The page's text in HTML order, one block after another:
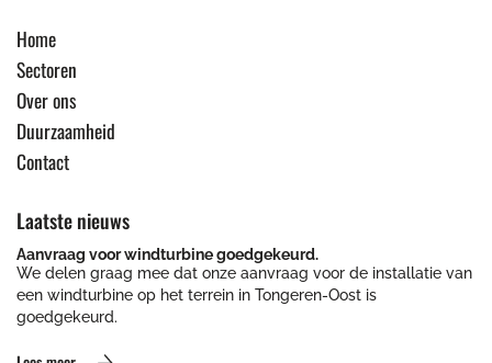
Home
Sectoren
Over ons
Duurzaamheid
Contact
Laatste nieuws
Aanvraag voor windturbine goedgekeurd.
We delen graag mee dat onze aanvraag voor de installatie van
een windturbine op het terrein in Tongeren-Oost is
goedgekeurd.